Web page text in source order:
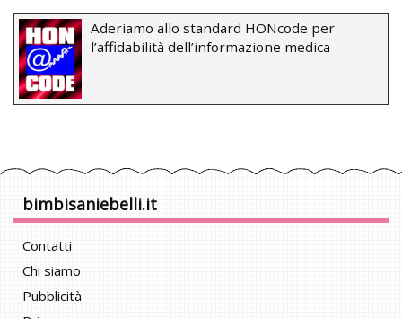
Aderiamo allo standard HONcode per
l’affidabilità dell’informazione medica
bimbisaniebelli.it
Contatti
Chi siamo
Pubblicità